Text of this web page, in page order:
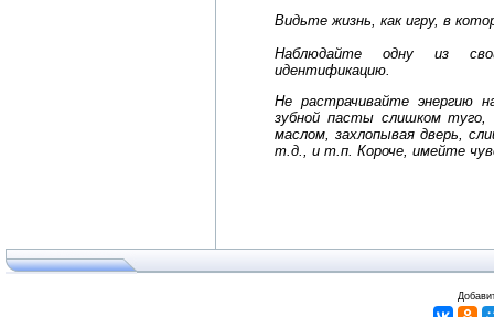
Видьте жизнь, как игру, в
Наблюдайте одну из
идентификацию.
Не растрачивайте энергию
зубной пасты слишком
маслом, захлопывая дверь,
т.д., и т.п. Короче, имейте